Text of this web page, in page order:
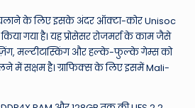
चलाने के लिए इसके अंदर ऑक्टा-कोर Unisoc
गया है।यह प्रोसेसर रोजमर्रा के काम जैसे
मल्टीटास्किंग और हल्के-फुल्के गेम्स को
में सक्षम है। ग्राफिक्स के लिए इसमें Mali-